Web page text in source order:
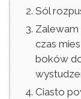
Sól
Zalewam
czas
boków
Ciasto